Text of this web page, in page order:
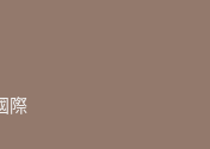
際